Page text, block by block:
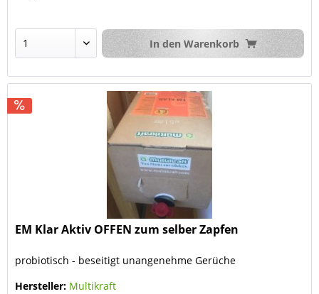
In den Warenkorb
EM Klar Aktiv OFFEN zum selber Zapfen
probiotisch - beseitigt unangenehme Gerüche
Hersteller: Multikraft